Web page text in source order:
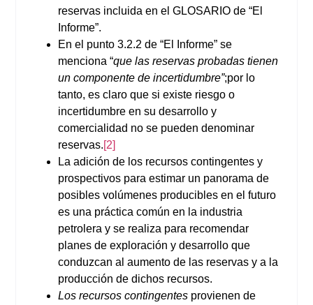
reservas incluida en el GLOSARIO de “El
Informe”.
En el punto 3.2.2 de “El Informe” se
menciona “que las reservas probadas tienen
un componente de incertidumbre”;por lo
tanto, es claro que si existe riesgo o
incertidumbre en su desarrollo y
comercialidad no se pueden denominar
reservas.[2]
La adición de los recursos contingentes y
prospectivos para estimar un panorama de
posibles volúmenes producibles en el futuro
es una práctica común en la industria
petrolera y se realiza para recomendar
planes de exploración y desarrollo que
conduzcan al aumento de las reservas y a la
producción de dichos recursos.
Los recursos contingentes provienen de